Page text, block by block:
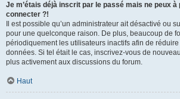
Je m’étais déjà inscrit par le passé mais ne peux
connecter ?!
Il est possible qu’un administrateur ait désactivé ou
pour une quelconque raison. De plus, beaucoup de
périodiquement les utilisateurs inactifs afin de
données. Si tel était le cas, inscrivez-vous de
plus activement aux discussions du forum.
Haut